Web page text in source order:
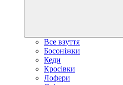
Все взуття
Босоніжки
Кеди
Кросівки
Лофери